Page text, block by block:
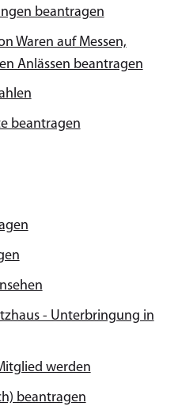
beantragen
Waren auf Messen,
Anlässen beantragen
beantragen
- Unterbringung in
werden
beantragen